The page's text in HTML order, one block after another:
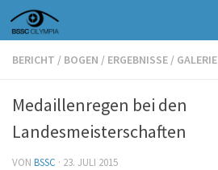
Zum Inhalt springen
BERICHT / BOGEN / ERGEBNISSE / GALERIE
Medaillenregen bei den
Landesmeisterschaften
VON BSSC · 23. JULI 2015